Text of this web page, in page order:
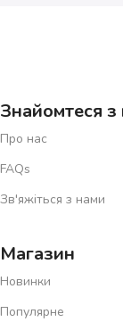
Знайомтеся з
Про нас
FAQs
Зв'яжіться з нами
Магазин
Новинки
Популярне